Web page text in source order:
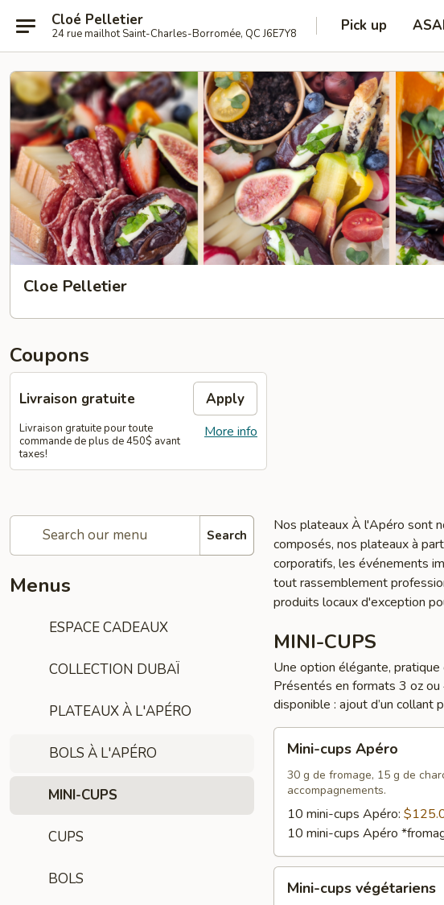
Cloé Pelletier
24 rue mailhot Saint-Charles-Borromée, QC J6E7Y8 Pick up
Cloe Pelletier
Coupons
Livraison gratuite Apply
More info
Livraison gratuite pour toute
commande de plus de 450$ avant
taxes!
Search
Menus
ESPACE CADEAUX
COLLECTION DUBAÏ
PLATEAUX À L'APÉRO
BOLS À L'APÉRO
MINI-CUPS
CUPS
BOLS
Nos plateaux À l'Apéro sont
composés, nos plateaux à
corporatifs, les événements
tout rassemblement
produits locaux d'exception
MINI-CUPS
Une option élégante,
Présentés en formats 3 oz
disponible : ajout d’un collant
cups
Apéro
Mini-cups Apéro
30 g de fromage, 15 g de
accompagnements.
10 mini-cups Apéro:
10 mini-cups Apéro
cups
Mini-cups végétariens